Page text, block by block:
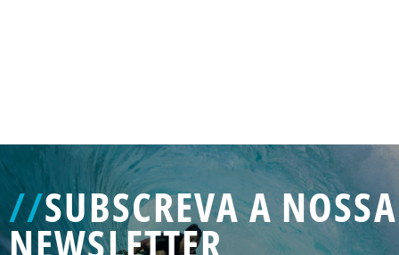
GENERATED
//SUBSCREVA A NOSSA
NEWSLETTER